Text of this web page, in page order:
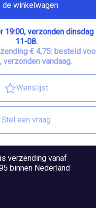
de winkelwagen
19:00, verzonden dinsdag
11-08.
€ 4,75: besteld
verzonden vandaag.
Wenslijst
Stel een vraag
verzending vanaf
binnen Nederland